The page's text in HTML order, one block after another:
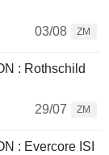
03/08
ZM
: Rothschild
29/07
ZM
: Evercore ISI